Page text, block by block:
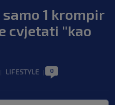
1 krompir
cvjetati "kao
LIFESTYLE 0